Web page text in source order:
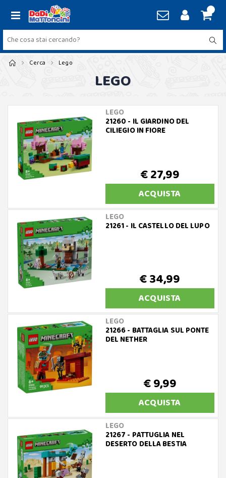
Cerca Lego
LEGO
LEGO
21260 - IL GIARDINO DEL
CILIEGIO IN FIORE
€ 27,99
ACQUISTA
LEGO
21261 - IL CASTELLO DEL LUPO
€ 34,99
ACQUISTA
LEGO
21266 - BATTAGLIA SUL PONTE
DEL NETHER
€ 9,99
ACQUISTA
LEGO
21267 - PATTUGLIA NEL
DESERTO DELLA BESTIA